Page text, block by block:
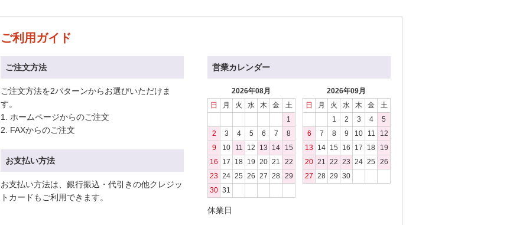
ご利用ガイド
ご注文方法
ご注文方法を2パターンからお選びいただけま
す。
1. ホームページからのご注文
2. FAXからのご注文
お支払い方法
お支払い方法は、銀行振込・代引きの他クレジッ
トカードもご利用できます。
営業カレンダー
2026年08月
日
月 火 水 木 金
土
1
2
3 4 5 6 7
8
9
10 11 12 13 14
15
16
17 18 19 20 21
22
23 24 25 26 27 28 29
30 31
2026年09月
日
月 火 水 木 金
土
1
2 3 4
5
6
7 8 9 10 11
12
13
14 15 16 17 18
19
20 21 22 23 24 25
26
27 28 29 30
休業日